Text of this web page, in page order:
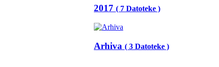
2017 ( 7 Datoteke )
Arhiva ( 3 Datoteke )